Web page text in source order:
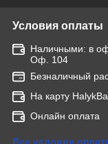
Условия оплаты
Наличными: в
Оф. 104
Безналичный
На карту
Онлайн оплата
Все условия